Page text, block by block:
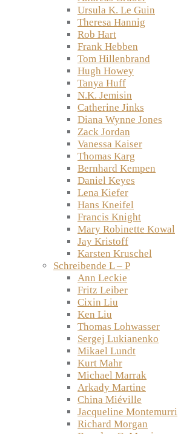
Ursula K. Le Guin
Theresa Hannig
Rob Hart
Frank Hebben
Tom Hillenbrand
Hugh Howey
Tanya Huff
N.K. Jemisin
Catherine Jinks
Diana Wynne Jones
Zack Jordan
Vanessa Kaiser
Thomas Karg
Bernhard Kempen
Daniel Keyes
Lena Kiefer
Hans Kneifel
Francis Knight
Mary Robinette Kowal
Jay Kristoff
Karsten Kruschel
Schreibende L – P
Ann Leckie
Fritz Leiber
Cixin Liu
Ken Liu
Thomas Lohwasser
Sergej Lukianenko
Mikael Lundt
Kurt Mahr
Michael Marrak
Arkady Martine
China Miéville
Jacqueline Montemurri
Richard Morgan